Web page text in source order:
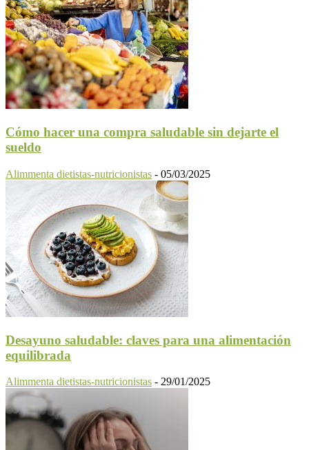
Cómo hacer una compra saludable sin dejarte el
sueldo
Alimmenta dietistas-nutricionistas - 05/03/2025
Desayuno saludable: claves para una alimentación
equilibrada
Alimmenta dietistas-nutricionistas - 29/01/2025